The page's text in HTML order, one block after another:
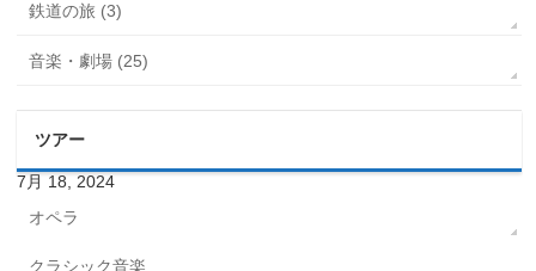
鉄道の旅 (3)
音楽・劇場 (25)
ツアー
7月 18, 2024
オペラ
クラシック音楽